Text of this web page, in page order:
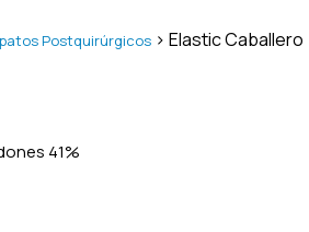
Postquirúrgicos > Elastic Caballero
41%